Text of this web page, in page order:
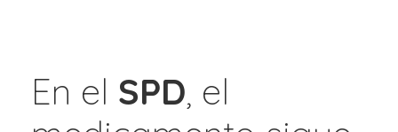
En el SPD, el